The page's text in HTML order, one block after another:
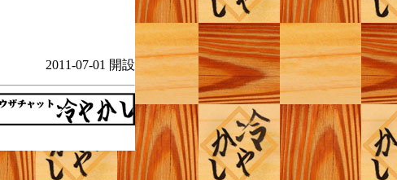
2011-07-01 開設